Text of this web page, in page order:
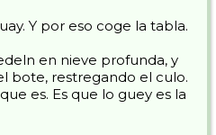
Y por eso coge la tabla.
en nieve profunda, y
bote, restregando el culo.
es. Es que lo guey es la